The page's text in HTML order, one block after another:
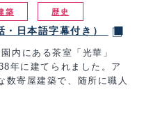
築 歴史
・日本語字幕付き）
内にある茶室「光華」
年に建てられました。ア
数寄屋建築で、随所に職人